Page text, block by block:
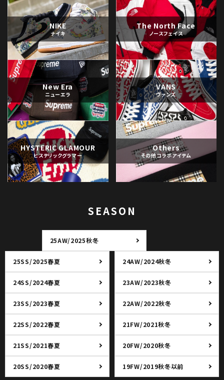
NIKE
ナイキ
The North Face
ノースフェイス
New Era
ニューエラ
VANS
ヴァンズ
HYSTERIC GLAMOUR
ヒステリックグラマー
Others
その他コラボアイテム
SEASON
25AW/2025秋冬
25SS/2025春夏 24AW/2024秋冬
24SS/2024春夏 23AW/2023秋冬
23SS/2023春夏 22AW/2022秋冬
22SS/2022春夏 21FW/2021秋冬
21SS/2021春夏 20FW/2020秋冬
20SS/2020春夏 19FW/2019秋冬以前